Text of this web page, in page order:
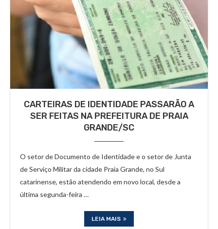
CARTEIRAS DE IDENTIDADE PASSARÃO A
SER FEITAS NA PREFEITURA DE PRAIA
GRANDE/SC
O setor de Documento de Identidade e o setor de Junta
de Serviço Militar da cidade Praia Grande, no Sul
catarinense, estão atendendo em novo local, desde a
última segunda-feira …
LEIA MAIS